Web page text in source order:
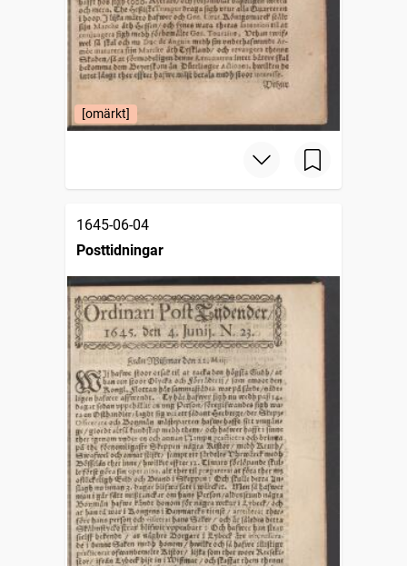
[omärkt]
1645-06-04
Posttidningar